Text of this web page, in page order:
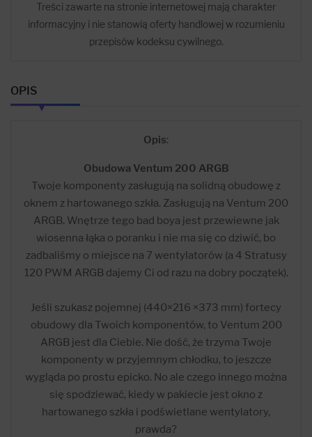
Treści zawarte na stronie internetowej mają charakter
informacyjny i nie stanowią oferty handlowej w rozumieniu
przepisów kodeksu cywilnego.
OPIS
Opis:
Obudowa Ventum 200 ARGB
Twoje komponenty zasługują na solidną obudowę z
oknem z hartowanego szkła. Zasługują na Ventum 200
ARGB. Wnętrze tego bad boya jest przewiewne jak
wiosenna łąka o poranku i nie ma się co dziwić, bo
zadbaliśmy o miejsce na 7 wentylatorów (a 4 Stratusy
120 PWM ARGB dajemy Ci od razu na dobry początek).
Jeśli szukasz pojemnej (440×216 ×373 mm) fortecy
obudowy dla Twoich komponentów, to Ventum 200
ARGB jest dla Ciebie. Nie dość, że trzyma Twoje
komponenty w przyjemnym chłodku, to jeszcze
wygląda po prostu epicko. No ale czego innego można
się spodziewać, kiedy w pakiecie jest okno z
hartowanego szkła i podświetlane wentylatory,
prawda?